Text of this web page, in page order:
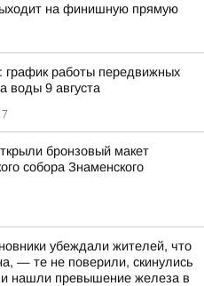
на финишную прямую
график работы передвижных
воды 9 августа
бронзовый макет
собора Знаменского
убеждали жителей, что
— те не поверили, скинулись
и нашли превышение железа в